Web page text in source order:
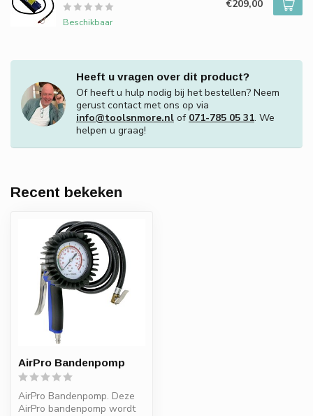
Beschikbaar
€209,00
Heeft u vragen over dit product?
Of heeft u hulp nodig bij het bestellen? Neem
gerust contact met ons op via
info@toolsnmore.nl of 071-785 05 31. We
helpen u graag!
Recent bekeken
AirPro Bandenpomp
AirPro Bandenpomp. Deze
AirPro bandenpomp wordt